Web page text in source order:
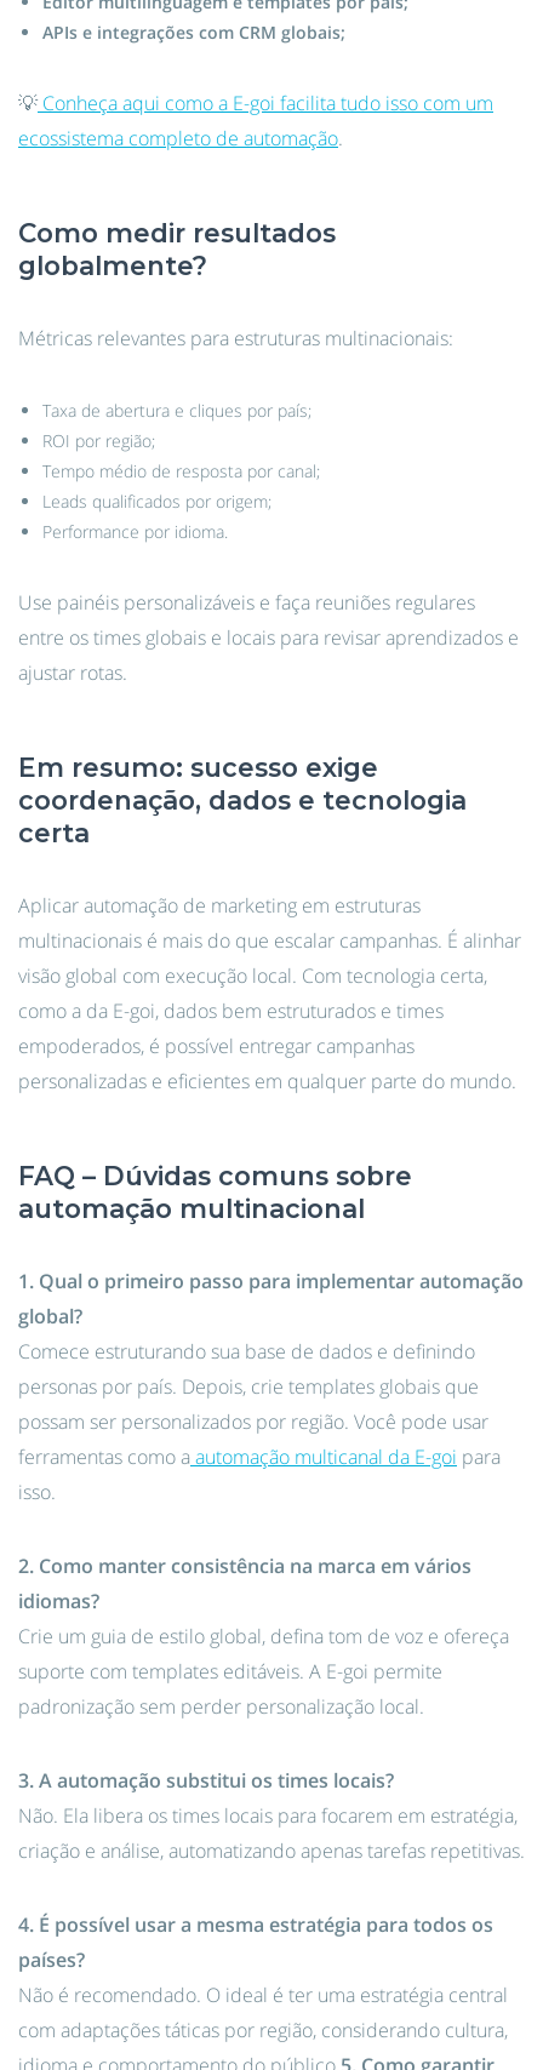
APIs e integrações com CRM globais;
💡Conheça aqui como a E-goi facilita tudo isso com um
ecossistema completo de automação.
Como medir resultados
globalmente?
Métricas relevantes para estruturas multinacionais:
Taxa de abertura e cliques por país;
ROI por região;
Tempo médio de resposta por canal;
Leads qualificados por origem;
Performance por idioma.
Use painéis personalizáveis e faça reuniões regulares
entre os times globais e locais para revisar aprendizados e
ajustar rotas.
Em resumo: sucesso exige
coordenação, dados e tecnologia
certa
Aplicar automação de marketing em estruturas
multinacionais é mais do que escalar campanhas. É alinhar
visão global com execução local. Com tecnologia certa,
como a da E-goi, dados bem estruturados e times
empoderados, é possível entregar campanhas
personalizadas e eficientes em qualquer parte do mundo.
FAQ – Dúvidas comuns sobre
automação multinacional
1. Qual o primeiro passo para implementar automação
global?
Comece estruturando sua base de dados e definindo
personas por país. Depois, crie templates globais que
possam ser personalizados por região. Você pode usar
ferramentas como a automação multicanal da E-goi para
isso.
2. Como manter consistência na marca em vários
idiomas?
Crie um guia de estilo global, defina tom de voz e ofereça
suporte com templates editáveis. A E-goi permite
padronização sem perder personalização local.
3. A automação substitui os times locais?
Não. Ela libera os times locais para focarem em estratégia,
criação e análise, automatizando apenas tarefas repetitivas.
4. É possível usar a mesma estratégia para todos os
países?
Não é recomendado. O ideal é ter uma estratégia central
com adaptações táticas por região, considerando cultura,